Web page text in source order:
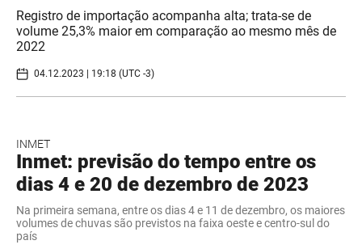
Registro de importação acompanha alta; trata-se de
volume 25,3% maior em comparação ao mesmo mês de
2022
04.12.2023 | 19:18 (UTC -3)
INMET
Inmet: previsão do tempo entre os
dias 4 e 20 de dezembro de 2023
Na primeira semana, entre os dias 4 e 11 de dezembro, os maiores
volumes de chuvas são previstos na faixa oeste e centro-sul do
país